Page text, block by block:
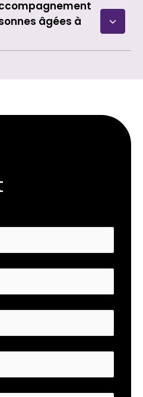
âgées à